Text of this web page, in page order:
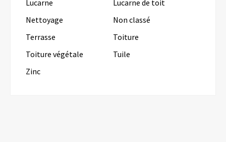
Lucarne
Lucarne de toit
Nettoyage
Non classé
Terrasse
Toiture
Toiture végétale
Tuile
Zinc